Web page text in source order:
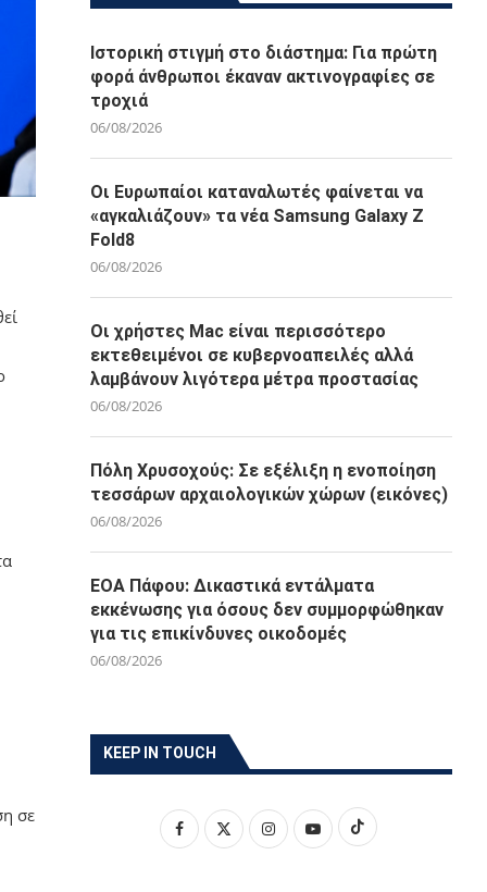
σε
Ιστορική στιγμή στο διάστημα: Για πρώτη
φορά άνθρωποι έκαναν ακτινογραφίες σε
τροχιά
06/08/2026
Οι Ευρωπαίοι καταναλωτές φαίνεται να
«αγκαλιάζουν» τα νέα Samsung Galaxy Z
Fold8
06/08/2026
Οι χρήστες Mac είναι περισσότερο
εκτεθειμένοι σε κυβερνοαπειλές αλλά
λαμβάνουν λιγότερα μέτρα προστασίας
06/08/2026
Πόλη Χρυσοχούς: Σε εξέλιξη η ενοποίηση
τεσσάρων αρχαιολογικών χώρων (εικόνες)
06/08/2026
ΕΟΑ Πάφου: Δικαστικά εντάλματα
εκκένωσης για όσους δεν συμμορφώθηκαν
για τις επικίνδυνες οικοδομές
06/08/2026
KEEP IN TOUCH